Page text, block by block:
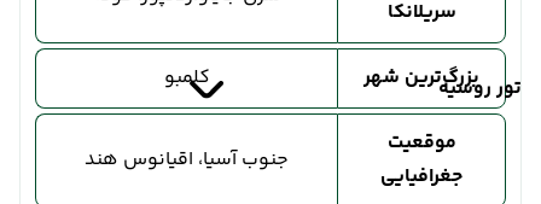
تور روسیه
سریلانکا
بزرگ‌ترین شهر کلمبو
موقعیت
جغرافیایی
جنوب آسیا، اقیانوس هند